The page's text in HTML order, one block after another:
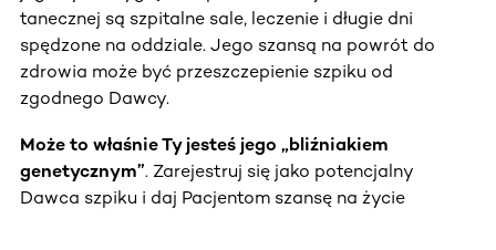
tanecznej są szpitalne sale, leczenie i długie dni
spędzone na oddziale. Jego szansą na powrót do
zdrowia może być przeszczepienie szpiku od
zgodnego Dawcy.
Może to właśnie Ty jesteś jego „bliźniakiem
genetycznym”. Zarejestruj się jako potencjalny
Dawca szpiku i daj Pacjentom szansę na życie